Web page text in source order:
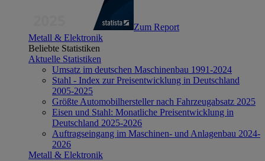
Zum Report
Metall & Elektronik
Beliebte Statistiken
Aktuelle Statistiken
Umsatz im deutschen Maschinenbau 1991-2024
Stahl - Index zur Preisentwicklung in Deutschland
2005-2025
Größte Automobilhersteller nach Fahrzeugabsatz 2025
Eisen und Stahl: Monatliche Preisentwicklung in
Deutschland 2025-2026
Auftragseingang im Maschinen- und Anlagenbau 2024-
2026
Metall & Elektronik